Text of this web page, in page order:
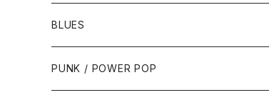
BLUES
PUNK / POWER POP